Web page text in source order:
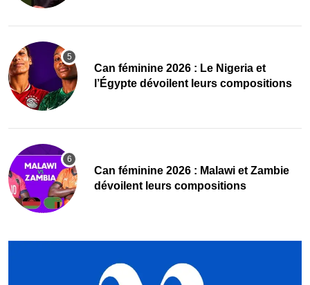
‎Can féminine 2026 : Le Nigeria et
l’Égypte dévoilent leurs compositions
‎Can féminine 2026 : Malawi et Zambie
dévoilent leurs compositions